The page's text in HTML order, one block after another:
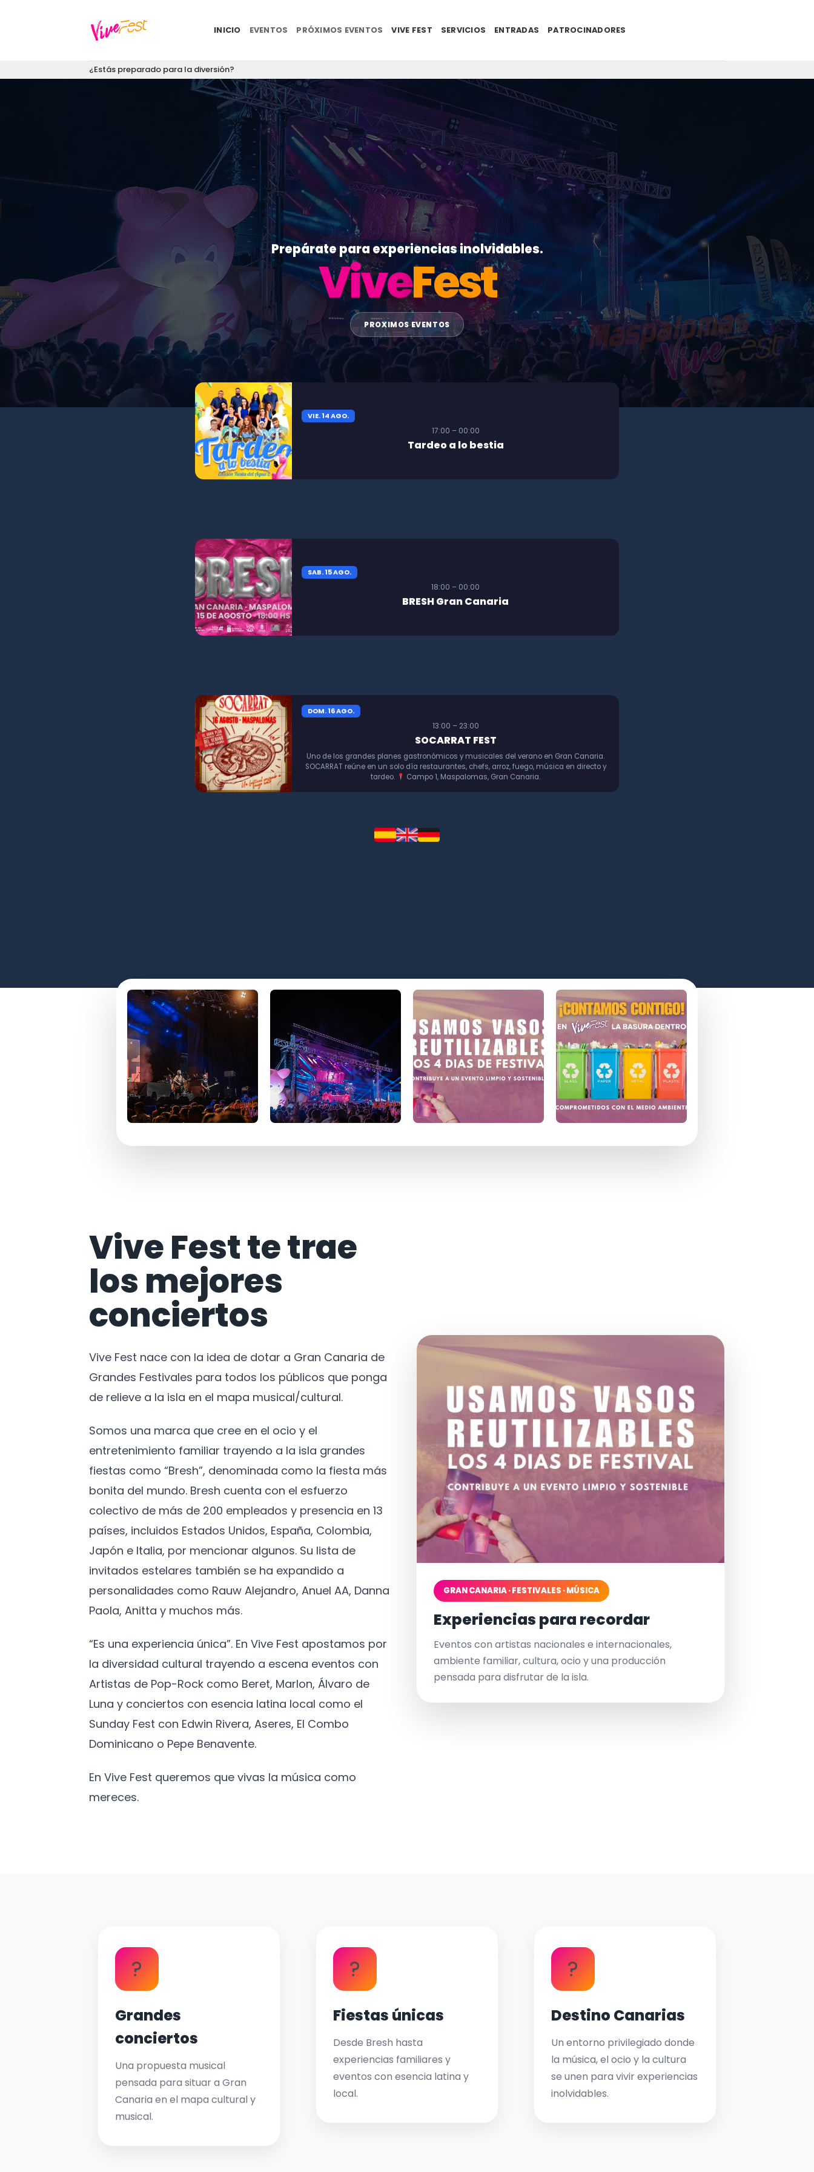
INICIO EVENTOS PRÓXIMOS EVENTOS VIVE FEST SERVICIOS ENTRADAS PATROCINADORES
¿Estás preparado para la diversión?
Prepárate para experiencias inolvidables.
ViveFest
PROXIMOS EVENTOS
VIE. 14 AGO.
17:00 – 00:00
Tardeo a lo bestia
SAB. 15 AGO.
18:00 – 00:00
BRESH Gran Canaria
DOM. 16 AGO.
13:00 – 23:00
SOCARRAT FEST
Uno de los grandes planes gastronómicos y musicales del verano en Gran Canaria.
SOCARRAT reúne en un solo día restaurantes, chefs, arroz, fuego, música en directo y
tardeo.
Campo 1, Maspalomas, Gran Canaria.
Vive Fest te trae
los mejores
conciertos
Vive Fest nace con la idea de dotar a Gran Canaria de
Grandes Festivales para todos los públicos que ponga
de relieve a la isla en el mapa musical/cultural.
Somos una marca que cree en el ocio y el
entretenimiento familiar trayendo a la isla grandes
fiestas como “Bresh”, denominada como la fiesta más
bonita del mundo. Bresh cuenta con el esfuerzo
colectivo de más de 200 empleados y presencia en 13
países, incluidos Estados Unidos, España, Colombia,
Japón e Italia, por mencionar algunos. Su lista de
invitados estelares también se ha expandido a
personalidades como Rauw Alejandro, Anuel AA, Danna
Paola, Anitta y muchos más.
“Es una experiencia única”. En Vive Fest apostamos por
la diversidad cultural trayendo a escena eventos con
Artistas de Pop-Rock como Beret, Marlon, Álvaro de
Luna y conciertos con esencia latina local como el
Sunday Fest con Edwin Rivera, Aseres, El Combo
Dominicano o Pepe Benavente.
En Vive Fest queremos que vivas la música como
mereces.
GRAN CANARIA · FESTIVALES · MÚSICA
Experiencias para recordar
Eventos con artistas nacionales e internacionales,
ambiente familiar, cultura, ocio y una producción
pensada para disfrutar de la isla.
?
Grandes
conciertos
Una propuesta musical
pensada para situar a Gran
Canaria en el mapa cultural y
musical.
?
Fiestas únicas
Desde Bresh hasta
experiencias familiares y
eventos con esencia latina y
local.
?
Destino Canarias
Un entorno privilegiado donde
la música, el ocio y la cultura
se unen para vivir experiencias
inolvidables.